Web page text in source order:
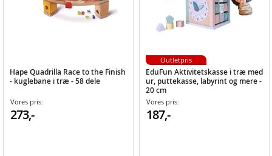
Hape Quadrilla Race to the Finish
- kuglebane i træ - 58 dele
Vores pris:
273,-
EduFun Aktivitetskasse i træ med
ur, puttekasse, labyrint og mere -
20 cm
Vores pris:
187,-
Outletpris